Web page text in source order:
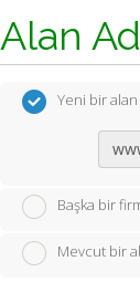
Alan
Yeni bir
Başka bir
Mevcut bir